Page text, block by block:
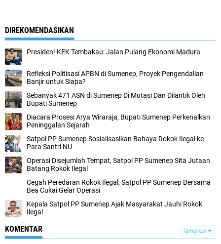
DIREKOMENDASIKAN
Presiden! KEK Tembakau: Jalan Pulang Ekonomi Madura
Refleksi Politisasi APBN di Sumenep, Proyek Pengendalian
Banjir untuk Siapa?
Sebanyak 471 ASN di Sumenep Di Mutasi Dan Dilantik Oleh
Bupati Sumenep
Diacara Prosesi Arya Wiraraja, Bupati Sumenep Perkenalkan
Peninggalan Sejarah
Satpol PP Sumenep Sosialisasikan Bahaya Rokok Ilegal ke
Para Santri NU
Operasi Disejumlah Tempat, Satpol PP Sumenep Sita Jutaan
Batang Rokok Ilegal
Cegah Peredaran Rokok Ilegal, Satpol PP Sumenep Bersama
Bea Cukai Gelar Operasi
Kepala Satpol PP Sumenep Ajak Masyarakat Jauhi Rokok
Ilegal
KOMENTAR Tampilkan